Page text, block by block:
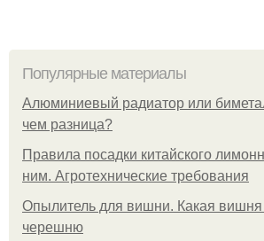
Популярные материалы
Алюминиевый радиатор или
чем разница?
Правила посадки китайского
ним. Агротехнические требования
Опылитель для вишни. Какая
черешню